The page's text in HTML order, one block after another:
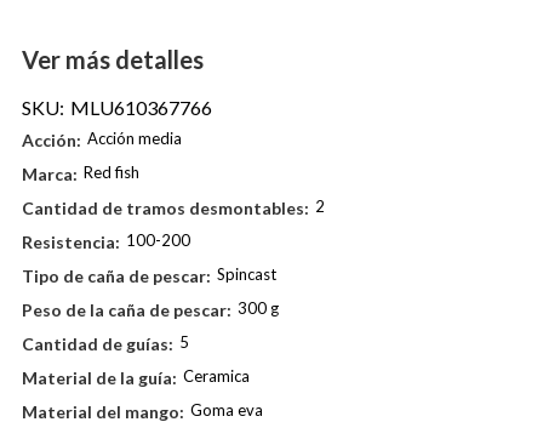
Ver más detalles
SKU: MLU610367766
Acción: Acción media
Marca: Red fish
Cantidad de tramos desmontables: 2
Resistencia: 100-200
Tipo de caña de pescar: Spincast
Peso de la caña de pescar: 300 g
Cantidad de guías: 5
Material de la guía: Ceramica
Material del mango: Goma eva